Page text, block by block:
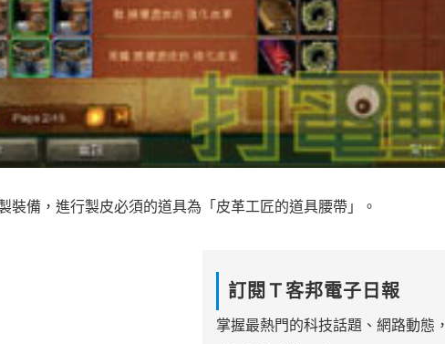
裝備，進行製皮必須的道具為「皮革工匠的道具腰帶」。
訂閱Ｔ客邦電子日報
掌握最熱門的科技話題、網路動態，